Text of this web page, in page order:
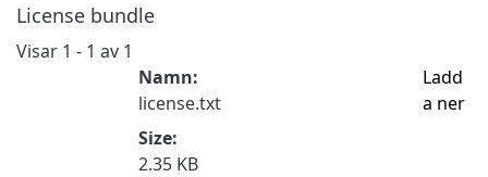
License bundle
Visar 1 - 1 av 1
Namn:
license.txt
Size:
2.35 KB
Ladd
a ner